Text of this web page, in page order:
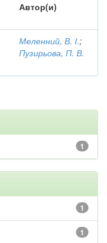
Автор(и)
Меленний, В. І.;
Пузирьова, П. В.
1
1
1